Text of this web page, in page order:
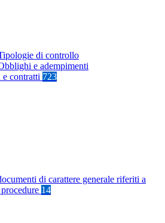
di controllo
e adempimenti
contratti 723
di carattere generale riferiti a
14